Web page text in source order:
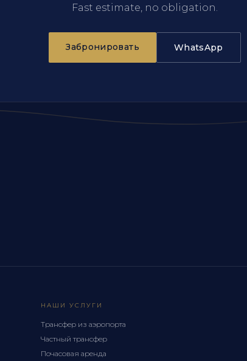
Fast estimate, no obligation.
Забронировать WhatsApp
НАШИ УСЛУГИ
Трансфер из аэропорта
Частный трансфер
Почасовая аренда